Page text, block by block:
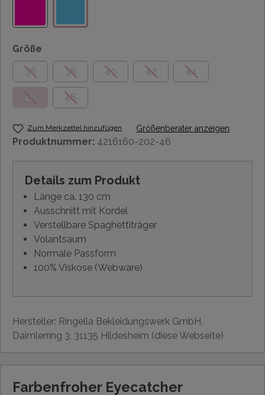
Größe
36
38 40 42 44
46 48
Zum Merkzettel hinzufügen Größenberater anzeigen
Produktnummer: 4216160-202-46
Details zum Produkt
Länge ca. 130 cm
Ausschnitt mit Kordel
Verstellbare Spaghettiträger
Volantsaum
Normale Passform
100% Viskose (Webware)
Hersteller: Ringella Bekleidungswerk GmbH,
Daimlerring 3, 31135 Hildesheim (diese Webseite)
Farbenfroher Eyecatcher